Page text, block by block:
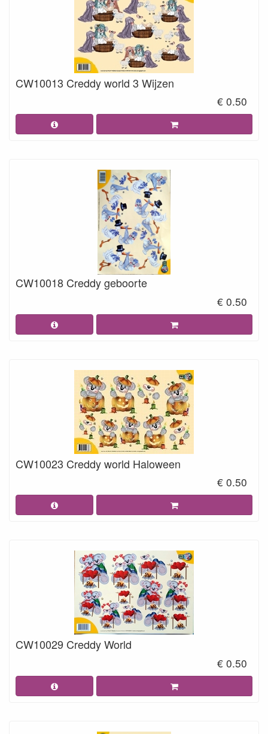
CW10013 Creddy world 3 Wijzen
€ 0.50
CW10018 Creddy geboorte
€ 0.50
CW10023 Creddy world Haloween
€ 0.50
CW10029 Creddy World
€ 0.50